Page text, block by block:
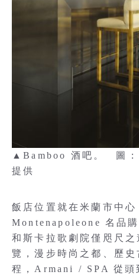
▲Bamboo 酒吧。 圖
提供
飯店位置就在米蘭市中心
Montenapoleone 名品
和斯卡拉歌劇院僅咫尺
覽，漫步時尚之都、歷
程，Armani / SPA 從頭